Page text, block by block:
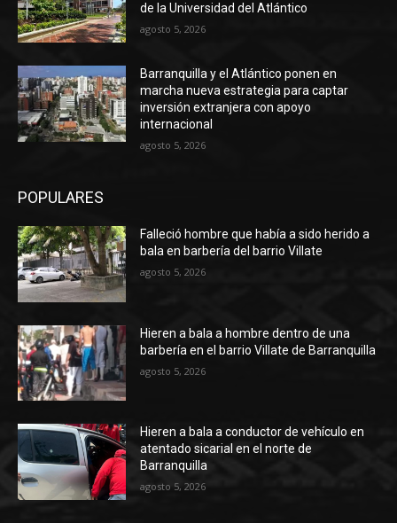
de la Universidad del Atlántico
agosto 5, 2026
Barranquilla y el Atlántico ponen en
marcha nueva estrategia para captar
inversión extranjera con apoyo
internacional
agosto 5, 2026
POPULARES
Falleció hombre que había a sido herido a
bala en barbería del barrio Villate
agosto 5, 2026
Hieren a bala a hombre dentro de una
barbería en el barrio Villate de Barranquilla
agosto 5, 2026
Hieren a bala a conductor de vehículo en
atentado sicarial en el norte de
Barranquilla
agosto 5, 2026